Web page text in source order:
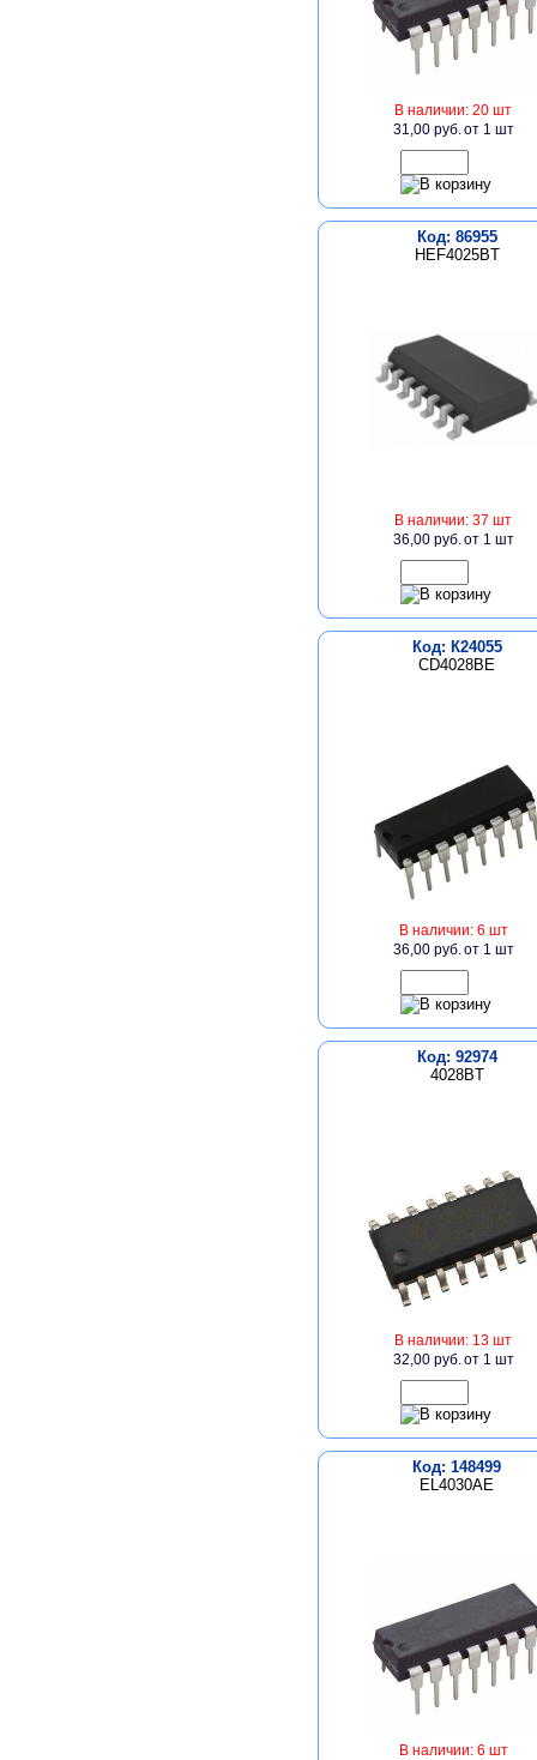
В наличии: 20 шт
31,00 руб.от 1 шт
Код: 86955
HEF4025BT
В наличии: 37 шт
36,00 руб.от 1 шт
Код: К24055
CD4028BE
В наличии: 6 шт
36,00 руб.от 1 шт
Код: 92974
4028BT
В наличии: 13 шт
32,00 руб.от 1 шт
Код: 148499
EL4030AE
В наличии: 6 шт